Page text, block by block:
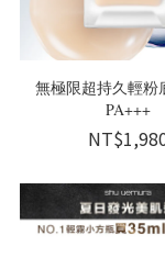
無極限超持久輕粉
PA+++